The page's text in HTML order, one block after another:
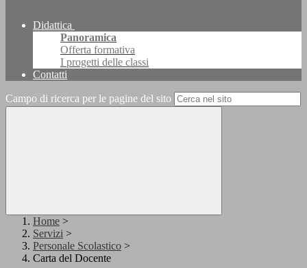
Didattica
Panoramica
Offerta formativa
I progetti delle classi
Contatti
Campo di ricerca per le pagine del sito
Home >
Servizi >
Personale Scolastico >
Carta del Docente